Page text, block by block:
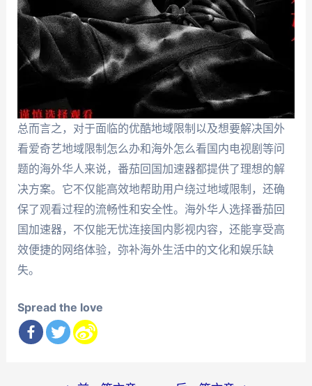
总而言之，对于面临的优酷地域限制以及想要解决国外
看爱奇艺地域限制怎么办和海外怎么看国内电视剧等问
题的海外华人来说，番茄回国加速器都提供了理想的解
决方案。它不仅能高效地帮助用户绕过地域限制，还确
保了观看过程的流畅性和安全性。海外华人选择番茄回
国加速器，不仅能无忧连接国内影视内容，还能享受高
效便捷的网络体验，弥补海外生活中的文化和娱乐缺
失。
Spread the love